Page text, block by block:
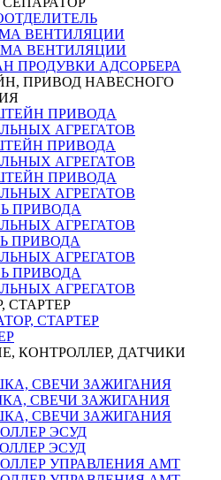
ВЕНТИЛЯЦИИ
ВЕНТИЛЯЦИИ
ПРОДУВКИ АДСОРБЕРА
ПРИВОД НАВЕСНОГО
ПРИВОДА
АГРЕГАТОВ
ПРИВОДА
АГРЕГАТОВ
ПРИВОДА
АГРЕГАТОВ
ПРИВОДА
АГРЕГАТОВ
ПРИВОДА
АГРЕГАТОВ
ПРИВОДА
АГРЕГАТОВ
СТАРТЕР
СТАРТЕР
КОНТРОЛЛЕР, ДАТЧИКИ
СВЕЧИ ЗАЖИГАНИЯ
СВЕЧИ ЗАЖИГАНИЯ
СВЕЧИ ЗАЖИГАНИЯ
ЭСУД
ЭСУД
УПРАВЛЕНИЯ АМТ